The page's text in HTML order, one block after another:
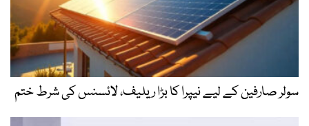
سولر صارفین کے لیے نیپرا کا بڑا ریلیف، لائسنس کی شرط ختم